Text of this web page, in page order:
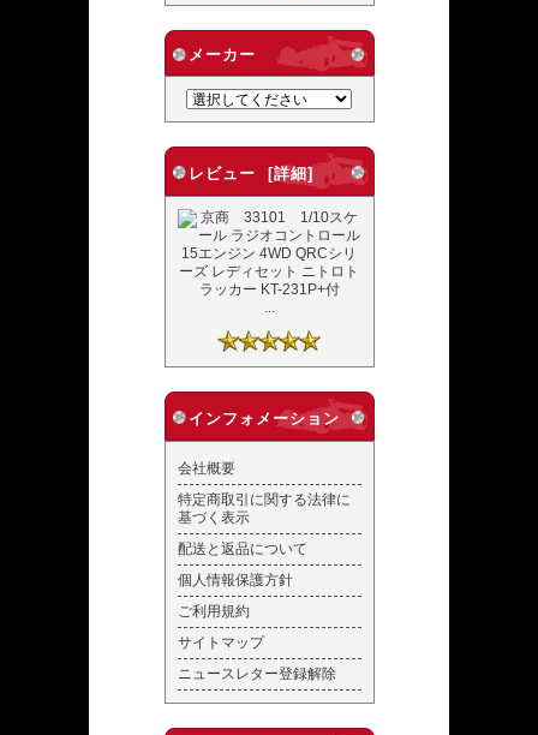
メーカー
レビュー [詳細]
インフォメーション
会社概要
特定商取引に関する法律に
基づく表示
配送と返品について
個人情報保護方針
ご利用規約
サイトマップ
ニュースレター登録解除